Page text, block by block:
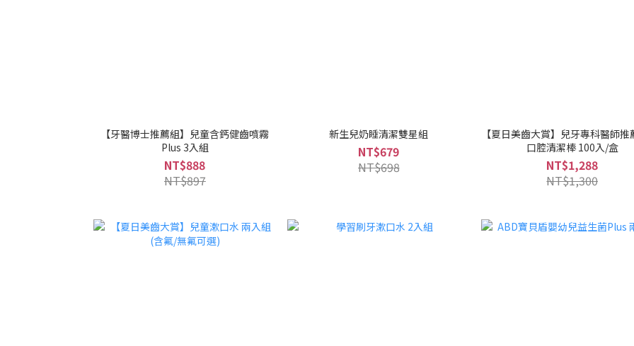
【牙醫博士推薦組】兒童含鈣健齒噴霧
Plus 3入組
NT$888
NT$897
新生兒奶睡清潔雙星組
NT$679
NT$698
【夏日美齒大賞】兒牙專科醫師
口腔清潔棒 100入/盒
NT$1,288
NT$1,300